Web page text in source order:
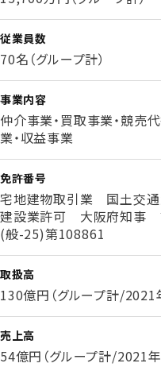
従業員数
70名（グループ計）
事業内容
仲介事業・買取事業・競売
業・収益事業
免許番号
宅地建物取引業 国土交
建設業許可 大阪府知事
(般-25)第108861
取扱高
130億円（グループ計/2021
売上高
54億円（グループ計/2021年